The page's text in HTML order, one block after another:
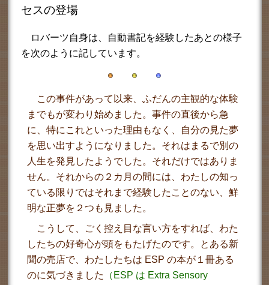
セスの登場
ロバーツ自身は、自動書記を経験したあとの様子
を次のように記しています。
この事件があって以来、ふだんの主観的な体験
までもが変わり始めました。事件の直後から急
に、特にこれといった理由もなく、自分の見た夢
を思い出すようになりました。それはまるで別の
人生を発見したようでした。それだけではありま
せん。それからの２カ月の間には、わたしの知っ
ている限りではそれまで経験したことのない、鮮
明な正夢を２つも見ました。
こうして、ごく控え目な言い方をすれば、わた
したちの好奇心が頭をもたげたのです。とある新
聞の売店で、わたしたちは ESP の本が１冊ある
のに気づきました
（ ESP は Extra Sensory